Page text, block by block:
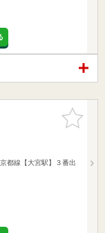
お気に入
りに追加
都線【大宮駅】３番出